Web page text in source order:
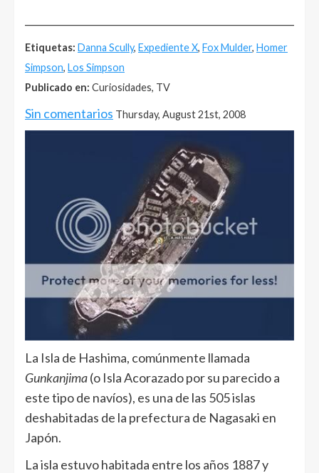
Etiquetas: Danna Scully, Expediente X, Fox Mulder, Homer
Simpson, Los Simpson
Publicado en: Curiosidades, TV
Sin comentarios Thursday, August 21st, 2008
La Isla de Hashima, comúnmente llamada
Gunkanjima(o Isla Acorazado por su parecido a
este tipo de navíos), es una de las 505 islas
deshabitadas de la prefectura de Nagasaki en
Japón.
La isla estuvo habitada entre los años 1887 y